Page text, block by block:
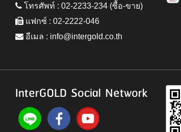
โทรศัพท์ : 02-2233-234 (ซื้อ-ขาย)
แฟกซ์ : 02-2222-046
อีเมล : info@intergold.co.th
InterGOLD Social Network